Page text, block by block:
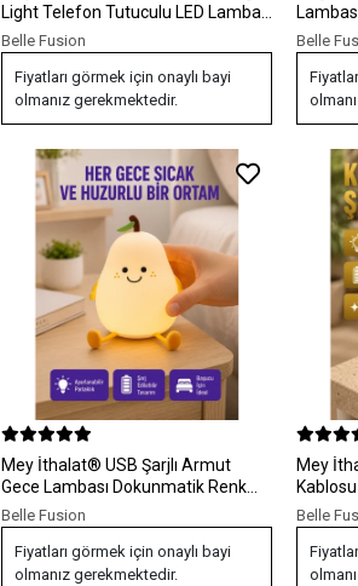
Light Telefon Tutuculu LED Lamba
Yeni Nesil
Belle Fusion
Fiyatları görmek için onaylı bayi
olmanız gerekmektedir.
Yeni
Belle
Mey İthalat® USB Şarjlı Armut
Gece Lambası Dokunmatik Renk
Değişimli
Belle Fusion
Fiyatları görmek için onaylı bayi
olmanız gerekmektedir.
Mey
Belle